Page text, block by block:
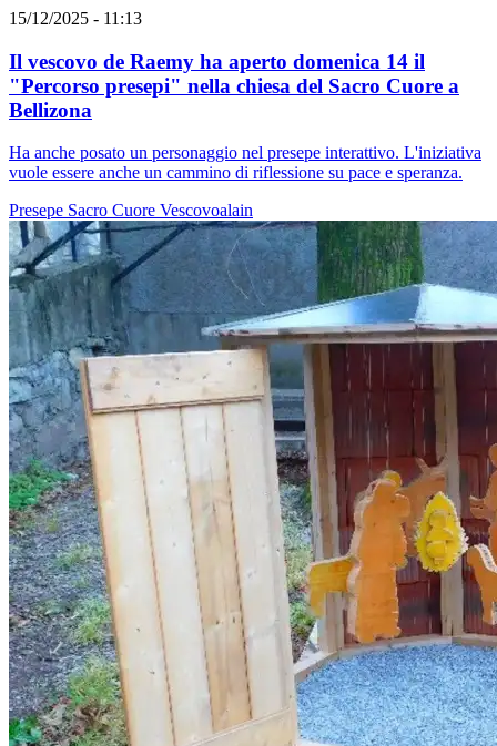
15/12/2025 - 11:13
Il vescovo de Raemy ha aperto domenica 14 il
"Percorso presepi" nella chiesa del Sacro Cuore a
Bellizona
Ha anche posato un personaggio nel presepe interattivo. L'iniziativa
vuole essere anche un cammino di riflessione su pace e speranza.
Presepe Sacro Cuore Vescovoalain